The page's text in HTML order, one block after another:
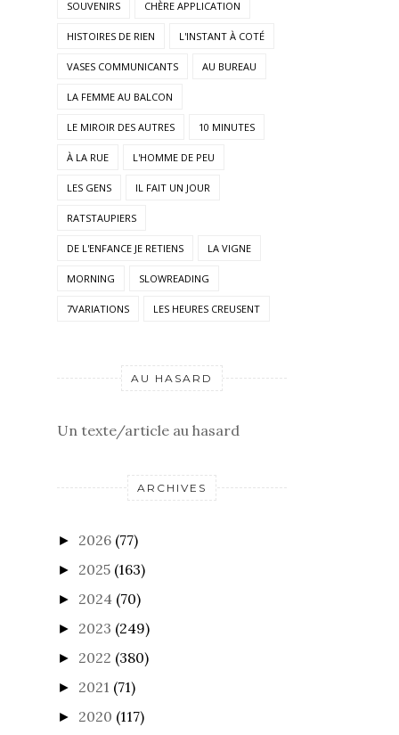
SOUVENIRS CHÈRE APPLICATION
HISTOIRES DE RIEN L'INSTANT À COTÉ
VASES COMMUNICANTS AU BUREAU
LA FEMME AU BALCON
LE MIROIR DES AUTRES 10 MINUTES
À LA RUE L'HOMME DE PEU
LES GENS IL FAIT UN JOUR
RATSTAUPIERS
DE L'ENFANCE JE RETIENS LA VIGNE
MORNING SLOWREADING
7VARIATIONS LES HEURES CREUSENT
AU HASARD
Un texte/article au hasard
ARCHIVES
► 2026 (77)
► 2025 (163)
► 2024 (70)
► 2023 (249)
► 2022 (380)
► 2021 (71)
► 2020 (117)